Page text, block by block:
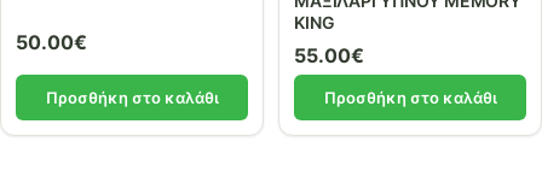
50.00€
Προσθήκη στο καλάθι
KING
55.00€
Προσθήκη στο καλάθι